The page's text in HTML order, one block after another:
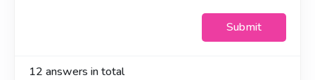
Submit
12 answers in total